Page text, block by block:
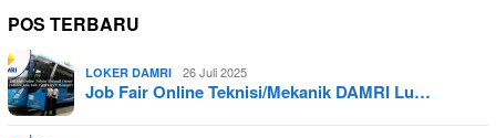
POS TERBARU
LOKER DAMRI 26 Juli 2025
Job Fair Online Teknisi/Mekanik DAMRI Lu…